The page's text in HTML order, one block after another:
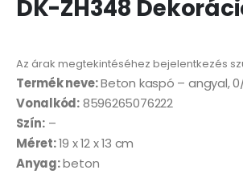
DK-ZH348
Az árak megtekintéséhez bejelentkezés
Termék neve:Beton kaspó – angyal,
Vonalkód:8596265076222
Szín:–
Méret:19 x 12 x 13 cm
Anyag:beton